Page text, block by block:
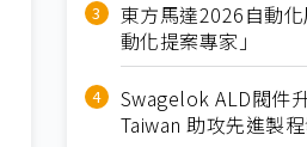
東方馬達2026自動
動化提案專家」
Swagelok ALD閥件
Taiwan 助攻先進製